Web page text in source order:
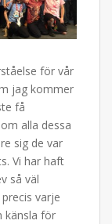
för vår
jag kommer
få
alla dessa
sig de var
Vi har haft
så väl
varje
känsla för